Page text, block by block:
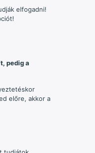
elfogadni!
pedig a
előre, akkor a